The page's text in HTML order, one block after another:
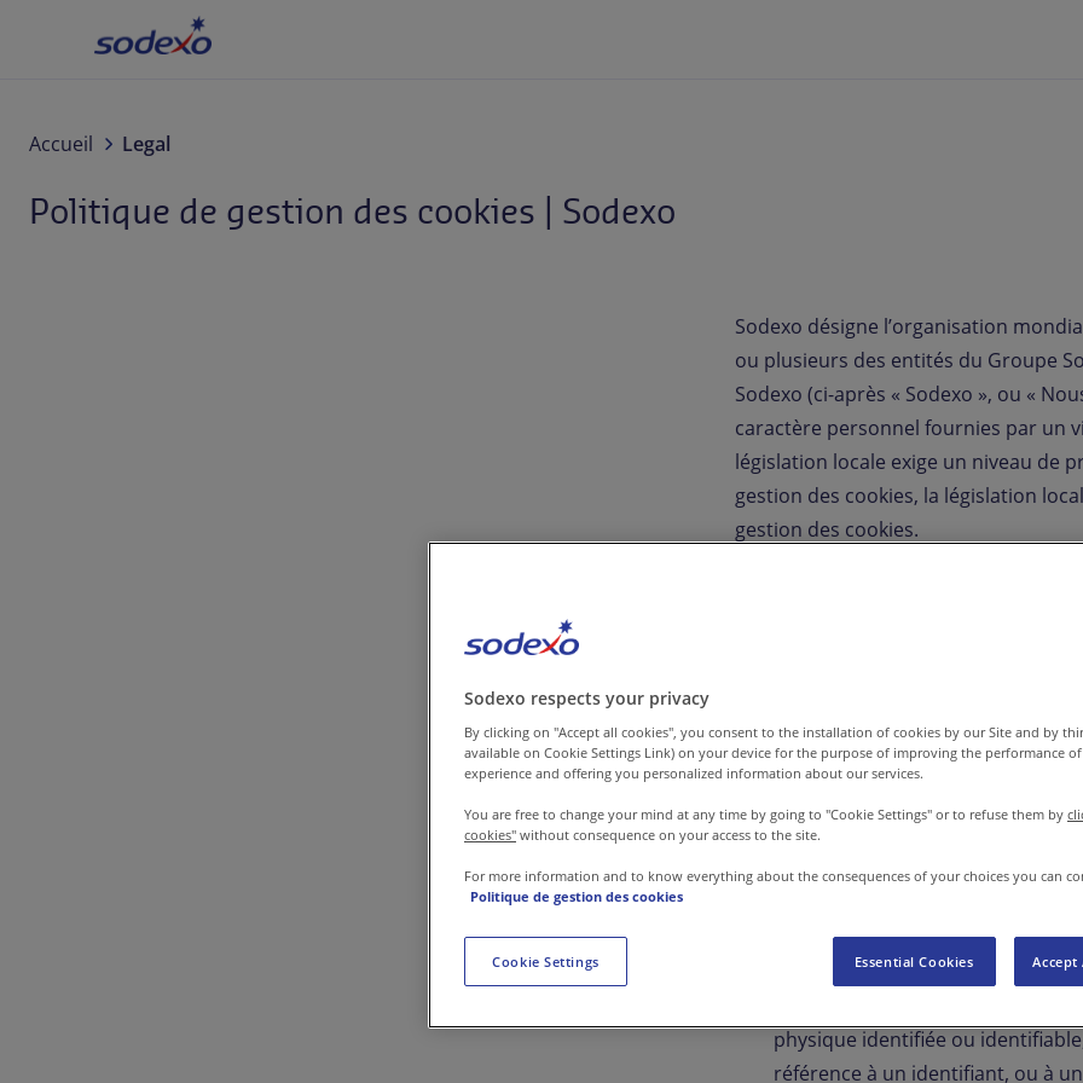
Secteurs
Marques et Services
Accueil Legal
Politique de gestion des cookies | Sodexo
Sodexo désigne l’organisation
ou plusieurs des entités du Groupe
Sodexo (ci-après « Sodexo », ou «
caractère personnel fournies par un
législation locale exige un niveau de
gestion des cookies, la législation
gestion des cookies.
La présente politique de gestion des
que nous mettons en place afin de
Si vous avez des questions
sur notre Site, veuillez-vous référer à
« Cookies »: défini au sein de
physique identifiée ou
référence à un identifiant, ou à
Sodexo respects your privacy
By clicking on "Accept all cookies", you consent to the installation of cookies by our Site and by
available on Cookie Settings Link) on your device for the purpose of improving the performance
experience and offering you personalized information about our services.
You are free to change your mind at any time by going to "Cookie Settings" or to refuse them by
cookies" without consequence on your access to the site.
For more information and to know everything about the consequences of your choices you can
Politique de gestion des cookies
Cookie Settings Essential Cookies Accept